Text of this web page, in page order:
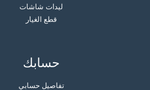
ليدات شاشات
قطع الغيار
حسابك
تفاصيل حسابي